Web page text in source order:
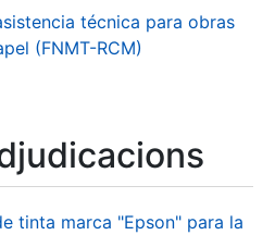
técnica para obras
(FNMT-RCM)
tinta marca "Epson" para la